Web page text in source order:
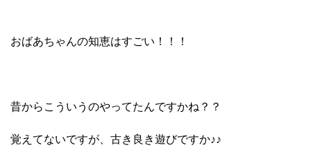
おばあちゃんの知恵はすごい！！！
昔からこういうのやってたんですかね？？
覚えてないですが、古き良き遊びですか♪♪